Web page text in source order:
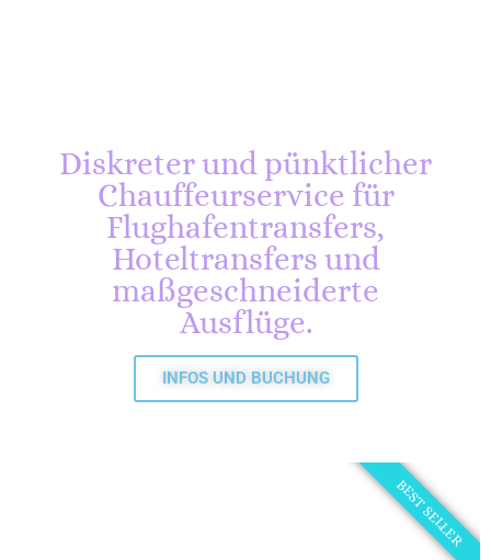
Diskreter und pünktlicher
Chauffeurservice für
Flughafentransfers,
Hoteltransfers und
maßgeschneiderte
Ausflüge.
INFOS UND BUCHUNG
BEST SELLER